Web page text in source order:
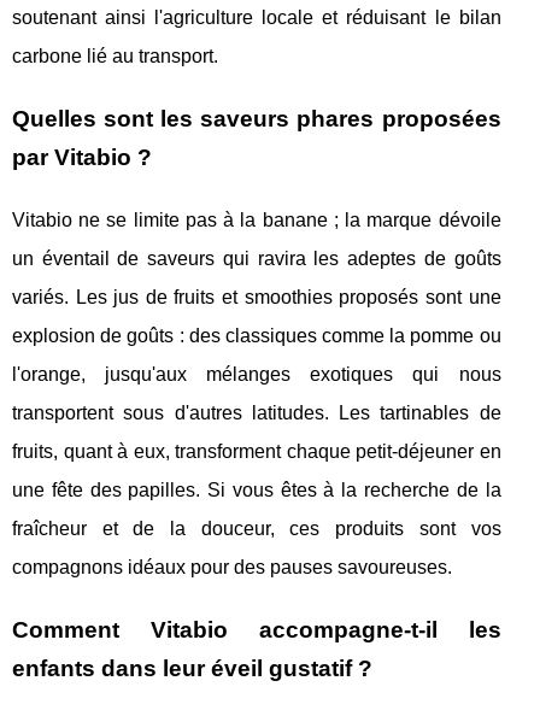
soutenant ainsi l'agriculture locale et réduisant le bilan
carbone lié au transport.
Quelles sont les saveurs phares proposées
par Vitabio ?
Vitabio ne se limite pas à la banane ; la marque dévoile
un éventail de saveurs qui ravira les adeptes de goûts
variés. Les jus de fruits et smoothies proposés sont une
explosion de goûts : des classiques comme la pomme ou
l'orange, jusqu'aux mélanges exotiques qui nous
transportent sous d'autres latitudes. Les tartinables de
fruits, quant à eux, transforment chaque petit-déjeuner en
une fête des papilles. Si vous êtes à la recherche de la
fraîcheur et de la douceur, ces produits sont vos
compagnons idéaux pour des pauses savoureuses.
Comment Vitabio accompagne-t-il les
enfants dans leur éveil gustatif ?